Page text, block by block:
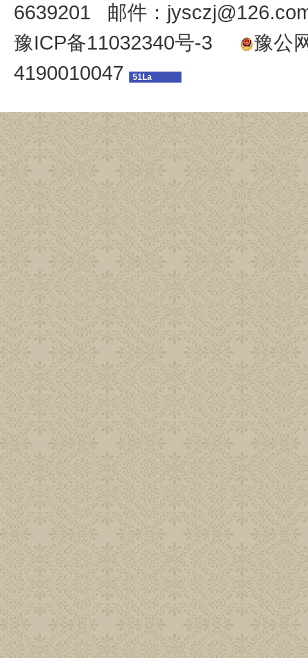
6639201 邮件：
豫ICP备11032340号-3
豫公
4190010047
51La